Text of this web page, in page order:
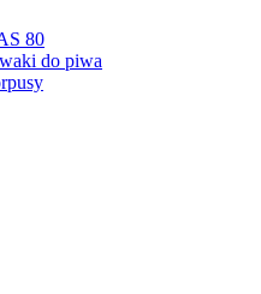
80
do piwa